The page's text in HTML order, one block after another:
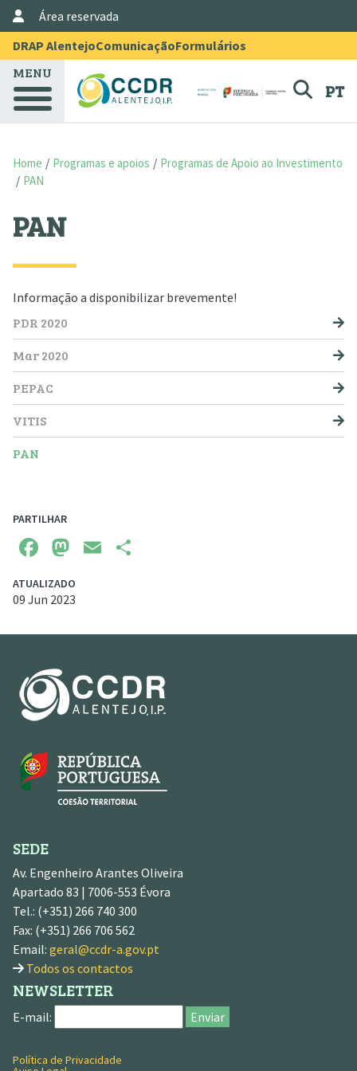
Skip to main content
Menu Topo
DRAP AlentejoComunicaçãoFormulários
User Account Menu
Área reservada
MENU
PT
Home Programas e apoios
Programas de Apoio ao Investimento
PAN
PAN
PDR 2020
Mar 2020
PEPAC
VITIS
PAN
Informação a disponibilizar brevemente!
PARTILHAR
Facebook
Mastodon
Email
ATUALIZADO
09 Jun 2023
SEDE
Av. Engenheiro Arantes Oliveira
Apartado 83 | 7006-553 Évora
Tel.: (+351) 266 740 300
Fax: (+351) 266 706 562
Email: geral@ccdr-a.gov.pt
Todos os contactos
NEWSLETTER
E-mail: Enviar
MENU RODAPÉ
Política de Privacidade